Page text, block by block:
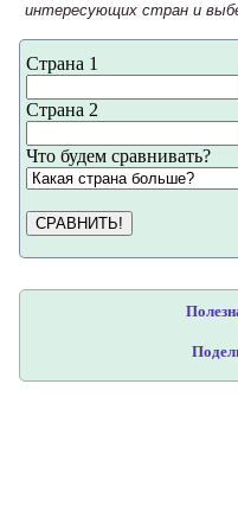
интересующих стран и
Страна 1
Страна 2
Что будем сравнивать?
СРАВНИТЬ!